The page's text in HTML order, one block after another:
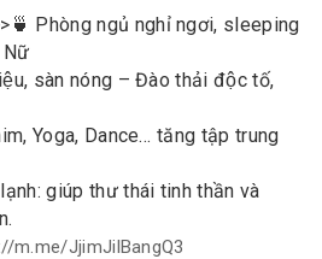
Phòng ngủ nghỉ ngơi, sleeping
Nữ
sàn nóng – Đào thải độc tố,
Yoga, Dance… tăng tập trung
giúp thư thái tinh thần và
m.me/JjimJilBangQ3